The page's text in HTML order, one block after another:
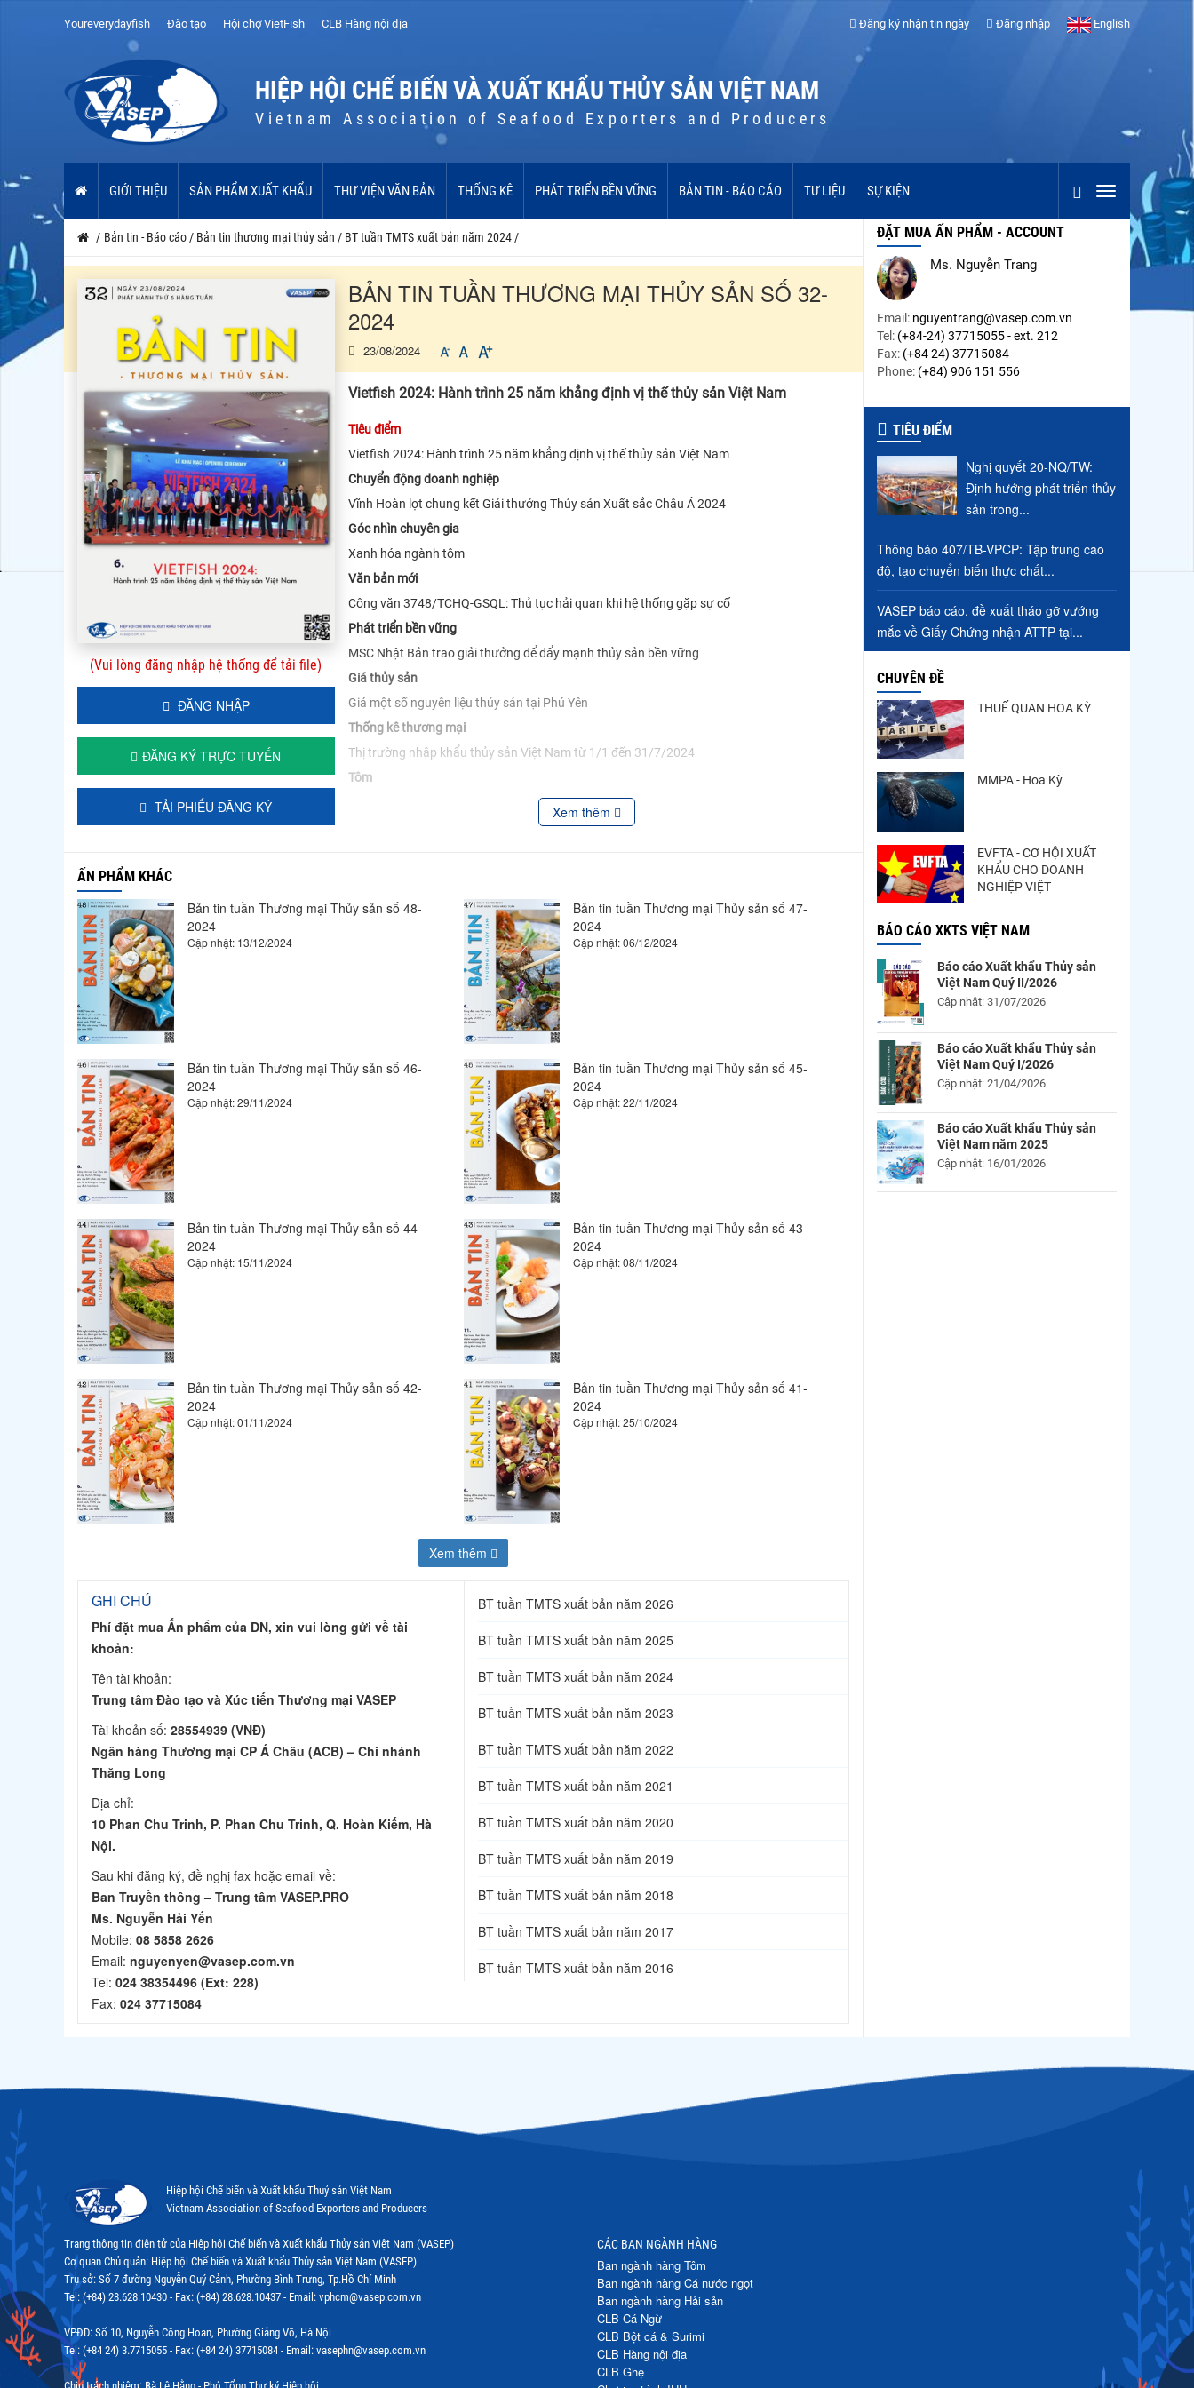
Youreverydayfish Đào tạo Hội chợ VietFish CLB Hàng nội địa Đăng ký nhận tin ngày Đăng nhập English
HIỆP HỘI CHẾ BIẾN VÀ XUẤT KHẨU THỦY SẢN VIỆT NAM
Vietnam Association of Seafood Exporters and Producers
GIỚI THIỆU SẢN PHẨM XUẤT KHẨU THƯ VIỆN VĂN BẢN THỐNG KÊ PHÁT TRIỂN BỀN VỮNG BẢN TIN - BÁO CÁO TƯ LIỆU SỰ KIỆN
/ Bản tin - Báo cáo / Bản tin thương mại thủy sản / BT tuần TMTS xuất bản năm 2024 /
(Vui lòng đăng nhập hệ thống để tải file)
ĐĂNG NHẬP
ĐĂNG KÝ TRỰC TUYẾN
TẢI PHIẾU ĐĂNG KÝ
BẢN TIN TUẦN THƯƠNG MẠI THỦY SẢN SỐ 32-
2024
23/08/2024
Vietfish 2024: Hành trình 25 năm khẳng định vị thế thủy sản Việt Nam
Tiêu điểm
Vietfish 2024: Hành trình 25 năm khẳng định vị thế thủy sản Việt Nam
Chuyển động doanh nghiệp
Vĩnh Hoàn lọt chung kết Giải thưởng Thủy sản Xuất sắc Châu Á 2024
Góc nhìn chuyên gia
Xanh hóa ngành tôm
Văn bản mới
Công văn 3748/TCHQ-GSQL: Thủ tục hải quan khi hệ thống gặp sự cố
Phát triển bền vững
MSC Nhật Bản trao giải thưởng để đẩy mạnh thủy sản bền vững
Giá thủy sản
Giá một số nguyên liệu thủy sản tại Phú Yên
Thống kê thương mại
Thị trường nhập khẩu thủy sản Việt Nam từ 1/1 đến 31/7/2024
Tôm
XK tôm chân trắng của Việt Nam: Giá XK sang Mỹ tăng liên tục kể từ tháng 2 năm nay
Tâm sự của “Vua tàu cá” - Bùi Thanh Ninh về nghề bám biển
Các nhà cung cấp Ấn Độ tăng giá block surimi cấp thấp
Trung Quốc: Giá bột cá giảm nhưng thị trường ảm đạm
Thị trường thủy sản thế giới
Xem thêm
ẤN PHẨM KHÁC
Bản tin tuần Thương mại Thủy sản số 48-
2024
Cập nhật: 13/12/2024
Bản tin tuần Thương mại Thủy sản số 47-
2024
Cập nhật: 06/12/2024
Bản tin tuần Thương mại Thủy sản số 46-
2024
Cập nhật: 29/11/2024
Bản tin tuần Thương mại Thủy sản số 45-
2024
Cập nhật: 22/11/2024
Bản tin tuần Thương mại Thủy sản số 44-
2024
Cập nhật: 15/11/2024
Bản tin tuần Thương mại Thủy sản số 43-
2024
Cập nhật: 08/11/2024
Bản tin tuần Thương mại Thủy sản số 42-
2024
Cập nhật: 01/11/2024
Bản tin tuần Thương mại Thủy sản số 41-
2024
Cập nhật: 25/10/2024
Xem thêm
GHI CHÚ
Phí đặt mua Ấn phẩm của DN, xin vui lòng gửi về tài
khoản:
Tên tài khoản:
Trung tâm Đào tạo và Xúc tiến Thương mại VASEP
Tài khoản số: 28554939 (VNĐ)
Ngân hàng Thương mại CP Á Châu (ACB) – Chi nhánh
Thăng Long
Địa chỉ:
10 Phan Chu Trinh, P. Phan Chu Trinh, Q. Hoàn Kiếm, Hà
Nội.
Sau khi đăng ký, đề nghị fax hoặc email về:
Ban Truyền thông – Trung tâm VASEP.PRO
Ms. Nguyễn Hải Yến
Mobile: 08 5858 2626
Email: nguyenyen@vasep.com.vn
Tel: 024 38354496 (Ext: 228)
Fax: 024 37715084
BT tuần TMTS xuất bản năm 2026
BT tuần TMTS xuất bản năm 2025
BT tuần TMTS xuất bản năm 2024
BT tuần TMTS xuất bản năm 2023
BT tuần TMTS xuất bản năm 2022
BT tuần TMTS xuất bản năm 2021
BT tuần TMTS xuất bản năm 2020
BT tuần TMTS xuất bản năm 2019
BT tuần TMTS xuất bản năm 2018
BT tuần TMTS xuất bản năm 2017
BT tuần TMTS xuất bản năm 2016
BT tuần TMTS xuất bản năm 2012
ĐẶT MUA ẤN PHẨM - ACCOUNT
Ms. Nguyễn Trang
Email: nguyentrang@vasep.com.vn
Tel: (+84-24) 37715055 - ext. 212
Fax: (+84 24) 37715084
Phone: (+84) 906 151 556
TIÊU ĐIỂM
Nghị quyết 20-NQ/TW:
Định hướng phát triển thủy
sản trong...
Thông báo 407/TB-VPCP: Tập trung cao
độ, tạo chuyển biến thực chất...
VASEP báo cáo, đề xuất tháo gỡ vướng
mắc về Giấy Chứng nhận ATTP tại...
CHUYÊN ĐỀ
THUẾ QUAN HOA KỲ
MMPA - Hoa Kỳ
EVFTA - CƠ HỘI XUẤT
KHẨU CHO DOANH
NGHIỆP VIỆT
BÁO CÁO XKTS VIỆT NAM
Báo cáo Xuất khẩu Thủy sản
Việt Nam Quý II/2026
Cập nhật: 31/07/2026
Báo cáo Xuất khẩu Thủy sản
Việt Nam Quý I/2026
Cập nhật: 21/04/2026
Báo cáo Xuất khẩu Thủy sản
Việt Nam năm 2025
Cập nhật: 16/01/2026
Hiệp hội Chế biến và Xuất khẩu Thuỷ sản Việt Nam
Vietnam Association of Seafood Exporters and Producers
Trang thông tin điện tử của Hiệp hội Chế biến và Xuất khẩu Thủy sản Việt Nam (VASEP)
Cơ quan Chủ quản: Hiệp hội Chế biến và Xuất khẩu Thủy sản Việt Nam (VASEP)
Trụ sở: Số 7 đường Nguyễn Quý Cảnh, Phường Bình Trưng, Tp.Hồ Chí Minh
Tel: (+84) 28.628.10430 - Fax: (+84) 28.628.10437 - Email: vphcm@vasep.com.vn
VPĐD: Số 10, Nguyễn Công Hoan, Phường Giảng Võ, Hà Nội
Tel: (+84 24) 3.7715055 - Fax: (+84 24) 37715084 - Email: vasephn@vasep.com.vn
CÁC BAN NGÀNH HÀNG
Ban ngành hàng Tôm
Ban ngành hàng Cá nước ngọt
Ban ngành hàng Hải sản
CLB Cá Ngừ
CLB Bột cá & Surimi
CLB Hàng nội địa
CLB Ghẹ